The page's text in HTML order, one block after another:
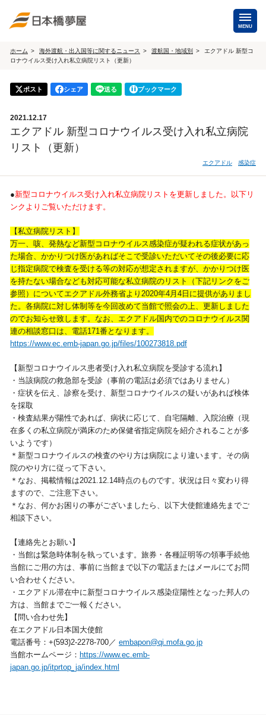
MENU
海外手配
海外航空券
商用・就労ビザ
ホテル・専用車・
通訳・ガイド
保険・Wi-Fiレンタル
国内手配
貸切バス・ハイヤー 通訳・ガイド
視察旅行・研修旅行 国内手配トップ
選ばれる理由 サービス内容
お問合わせ
ホーム 海外渡航・出入国等に関するニュース 渡航国・地域別
エクアドル 新型コ
ロナウイルス受け入れ私立病院リスト（更新）
ポスト シェア 送る ブックマーク
2021.12.17
エクアドル 新型コロナウイルス受け入れ私立病院
リスト（更新）
エクアドル 感染症
●新型コロナウイルス受け入れ私立病院リストを更新しました。以下リ
ンクよりご覧いただけます。
【私立病院リスト】
万一、咳、発熱など新型コロナウイルス感染症が疑われる症状があっ
た場合、かかりつけ医があればそこで受診いただいてその後必要に応
じ指定病院で検査を受ける等の対応が想定されますが、かかりつけ医
を持たない場合なども対応可能な私立病院のリスト（下記リンクをご
参照）についてエクアドル外務省より2020年4月4日に提供がありまし
た。各病院に対し体制等を今回改めて当館で照会の上、更新しました
のでお知らせ致します。なお、エクアドル国内でのコロナウイルス関
連の相談窓口は、電話171番となります。
https://www.ec.emb-japan.go.jp/files/100273818.pdf
【新型コロナウイルス患者受け入れ私立病院を受診する流れ】
・当該病院の救急部を受診（事前の電話は必須ではありません）
・症状を伝え、診察を受け、新型コロナウイルスの疑いがあれば検体
を採取
・検査結果が陽性であれば、病状に応じて、自宅隔離、入院治療（現
在多くの私立病院が満床のため保健省指定病院を紹介されることが多
いようです）
＊新型コロナウイルスの検査のやり方は病院により違います。その病
院のやり方に従って下さい。
＊なお、掲載情報は2021.12.14時点のものです。状況は日々変わり得
ますので、ご注意下さい。
＊なお、何かお困りの事がございましたら、以下大使館連絡先までご
相談下さい。
【連絡先とお願い】
・当館は緊急時体制を執っています。旅券・各種証明等の領事手続他
当館にご用の方は、事前に当館まで以下の電話またはメールにてお問
い合わせください。
・エクアドル滞在中に新型コロナウイルス感染症陽性となった邦人の
方は、当館までご一報ください。
【問い合わせ先】
在エクアドル日本国大使館
電話番号：+(593)2-2278-700／ embapon@qi.mofa.go.jp
当館ホームページ： https://www.ec.emb-
japan.go.jp/itprtop_ja/index.html